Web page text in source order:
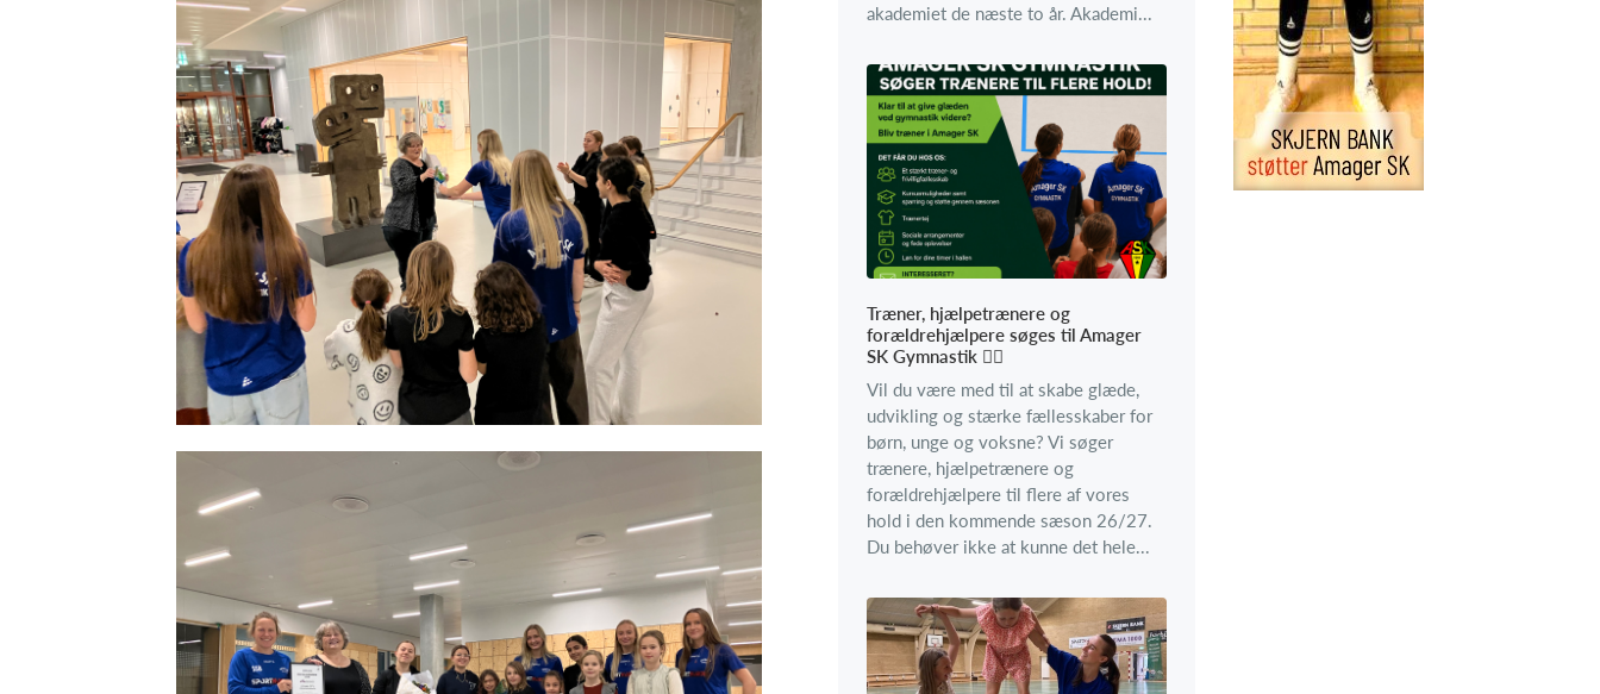
akademiet de næste to år. Akademi...
Træner, hjælpetrænere og
forældrehjælpere søges til Amager
SK Gymnastik 🤸‍♂️
Vil du være med til at skabe glæde,
udvikling og stærke fællesskaber for
børn, unge og voksne? Vi søger
trænere, hjælpetrænere og
forældrehjælpere til flere af vores
hold i den kommende sæson 26/27.
Du behøver ikke at kunne det hele...